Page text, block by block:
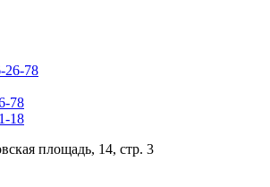
26-78
78
18
площадь, 14, стр. 3